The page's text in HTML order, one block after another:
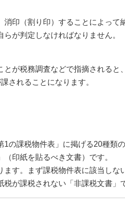
印（割り印）することによって
が判定しなければなりません。
が税務調査などで指摘されると
されることになります。
の課税物件表」に掲げる20種類
印紙を貼るべき文書）です。
す。まず課税物件表に該当しな
が課税されない「非課税文書」